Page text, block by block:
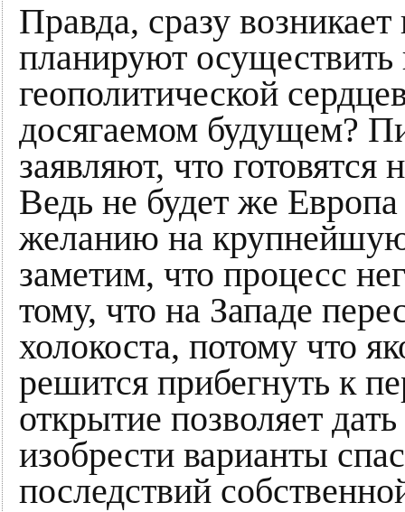
Правда, сразу
планируют
геополитической
досягаемом будущем?
заявляют, что
Ведь не будет же
желанию на
заметим, что процесс
тому, что на Западе
холокоста, потому что
решится прибегнуть к
открытие позволяет
изобрести варианты
последствий